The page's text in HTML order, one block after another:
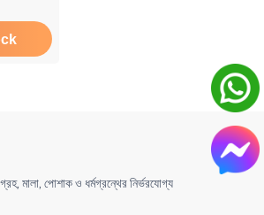
মালা, পোশাক ও ধর্মগ্রন্থের নির্ভরযোগ্য